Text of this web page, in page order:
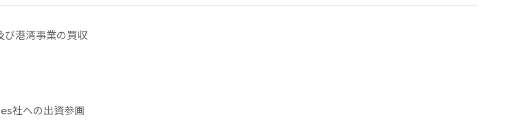
び港湾事業の買収
社への出資参画